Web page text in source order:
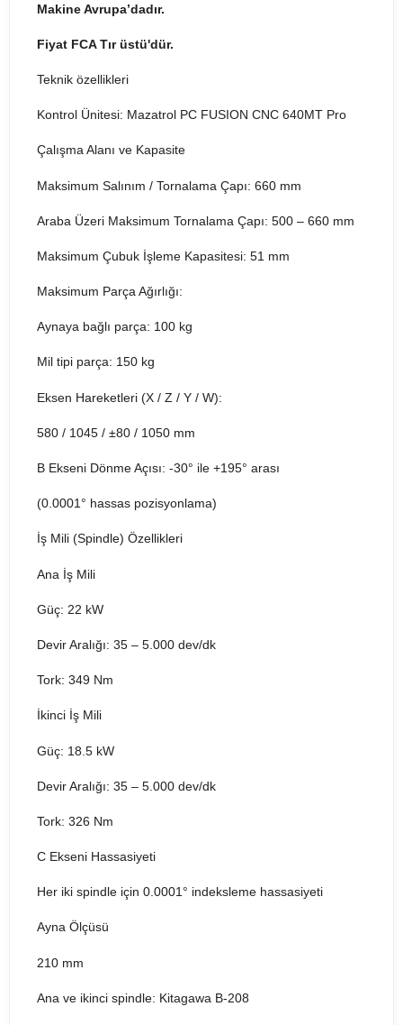
Makine Avrupa’dadır.
Fiyat FCA Tır üstü'dür.
Teknik özellikleri
Kontrol Ünitesi: Mazatrol PC FUSION CNC 640MT Pro
Çalışma Alanı ve Kapasite
Maksimum Salınım / Tornalama Çapı: 660 mm
Araba Üzeri Maksimum Tornalama Çapı: 500 – 660 mm
Maksimum Çubuk İşleme Kapasitesi: 51 mm
Maksimum Parça Ağırlığı:
Aynaya bağlı parça: 100 kg
Mil tipi parça: 150 kg
Eksen Hareketleri (X / Z / Y / W):
580 / 1045 / ±80 / 1050 mm
B Ekseni Dönme Açısı: -30° ile +195° arası
(0.0001° hassas pozisyonlama)
İş Mili (Spindle) Özellikleri
Ana İş Mili
Güç: 22 kW
Devir Aralığı: 35 – 5.000 dev/dk
Tork: 349 Nm
İkinci İş Mili
Güç: 18.5 kW
Devir Aralığı: 35 – 5.000 dev/dk
Tork: 326 Nm
C Ekseni Hassasiyeti
Her iki spindle için 0.0001° indeksleme hassasiyeti
Ayna Ölçüsü
210 mm
Ana ve ikinci spindle: Kitagawa B-208